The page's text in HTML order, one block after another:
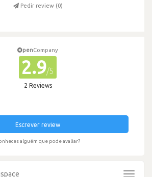
Pedir review (0)
penCompany
2.9/5
2 Reviews
Escrever review
alguém que pode avaliar?
Toggle